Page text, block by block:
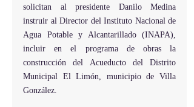
solicitan al presidente Danilo Medina
instruir al Director del Instituto Nacional de
Agua Potable y Alcantarillado (INAPA),
incluir en el programa de obras la
construcción del Acueducto del Distrito
Municipal El Limón, municipio de Villa
González.